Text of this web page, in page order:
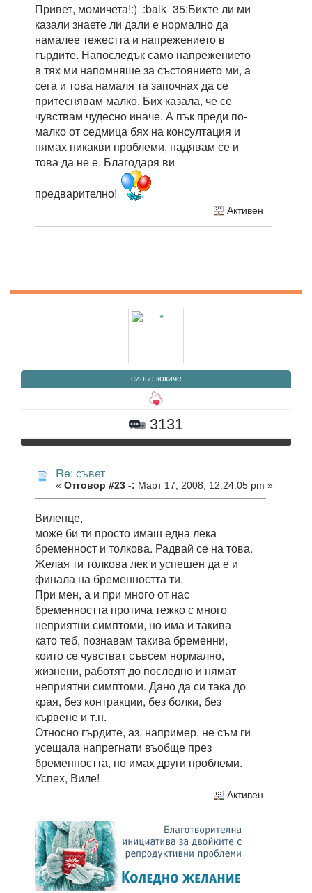
Привет, момичета!:) :balk_35:Бихте ли ми
казали знаете ли дали е нормално да
намалее тежестта и напрежението в
гърдите. Напоследък само напрежението
в тях ми напомняше за състоянието ми, а
сега и това намаля та започнах да се
притеснявам малко. Бих казала, че се
чувствам чудесно иначе. А пък преди по-
малко от седмица бях на консултация и
нямах никакви проблеми, надявам се и
това да не е. Благодаря ви
предварително!
Активен
синьо кокиче
3131
Re: съвет
« Отговор #23 -: Март 17, 2008, 12:24:05 pm »
Виленце,
може би ти просто имаш една лека
бременност и толкова. Радвай се на това.
Желая ти толкова лек и успешен да е и
финала на бременността ти.
При мен, а и при много от нас
бременността протича тежко с много
неприятни симптоми, но има и такива
като теб, познавам такива бременни,
които се чувстват съвсем нормално,
жизнени, работят до последно и нямат
неприятни симптоми. Дано да си така до
края, без контракции, без болки, без
кървене и т.н.
Относно гърдите, аз, например, не съм ги
усещала напрегнати въобще през
бременността, но имах други проблеми.
Успех, Виле!
Активен